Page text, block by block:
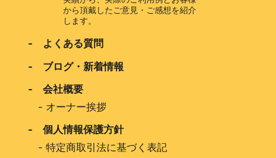
から頂戴したご意見・ご感想を紹介
します。
- よくある質問
- ブログ・新着情報
- 会社概要
- オーナー挨拶
- 個人情報保護方針
- 特定商取引法に基づく表記